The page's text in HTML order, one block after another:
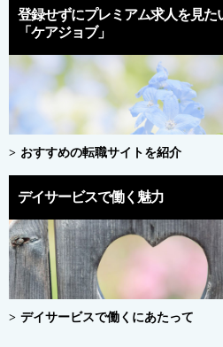
登録せずにプレミアム求人を見た
「ケアジョブ」
おすすめの転職サイトを紹介
デイサービスで働く魅力
デイサービスで働くにあたって